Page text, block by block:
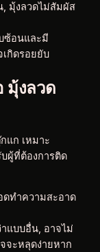
มุ้งลวดไม่สัมผัส
ซ้อนและมี
กิดรอยยับ
มุ้งลวด
แก เหมาะ
ผู้ที่ต้องการติด
ดทำความสะอาด
แบบอื่น, อาจไม่
จะหลุดง่ายหาก